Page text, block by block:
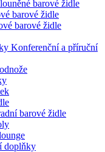
barové židle
barové židle
barové židle
Konferenční a příruční
barové židle
doplňky